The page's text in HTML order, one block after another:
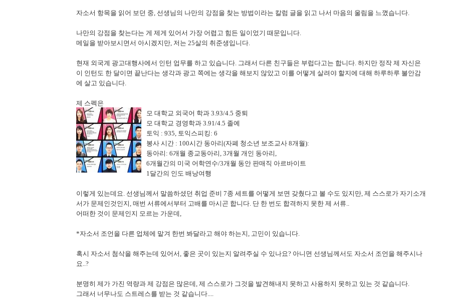
자소서 항목을 읽어 보던 중, 선생님의 나만의 강점을 찾는 방법이라는 칼럼 글을 읽고 나서 마음의 울림을 느꼈습니다.
나만의 강점을 찾는다는 게 제게 있어서 가장 어렵고 힘든 일이었기 때문입니다.
메일을 받아보시면서 아시겠지만, 저는 25살의 취준생입니다.
현재 외국계 광고대행사에서 인턴 업무를 하고 있습니다. 그래서 다른 친구들은 부럽다고는 합니다. 하지만 정작 제 자신은
이 인턴도 한 달이면 끝난다는 생각과 광고 쪽에는 생각을 해보지 않았고 이를 어떻게 살려야 할지에 대해 하루하루 불안감
에 살고 있습니다.
제 스펙은
모 대학교 외국어 학과 3.93/4.5 중퇴
모 대학교 경영학과 3.91/4.5 졸예
토익 : 935, 토익스피킹: 6
봉사 시간 : 100시간 동아리(자폐 청소년 보조교사 8개월):
동아리: 6개월 종교동아리, 3개월 개인 동아리,
6개월간의 미국 어학연수/3개월 동안 판매직 아르바이트
1달간의 인도 배낭여행
이렇게 있는데요. 선생님께서 말씀하셨던 취업 준비 7종 세트를 어떻게 보면 갖췄다고 볼 수도 있지만, 제 스스로가 자기소개
서가 문제인것인지, 매번 서류에서부터 고배를 마시곤 합니다. 단 한 번도 합격하지 못한 제 서류..
어떠한 것이 문제인지 모르는 가운데,
*자소서 조언을 다른 업체에 맡겨 한번 봐달라고 해야 하는지, 고민이 있습니다.
혹시 자소서 첨삭을 해주는데 있어서, 좋은 곳이 있는지 알려주실 수 있나요? 아니면 선생님께서도 자소서 조언을 해주시나
요..?
분명히 제가 가진 역량과 제 강점은 많은데, 제 스스로가 그것을 발견해내지 못하고 사용하지 못하고 있는 것 같습니다.
그래서 너무나도 스트레스를 받는 것 같습니다....